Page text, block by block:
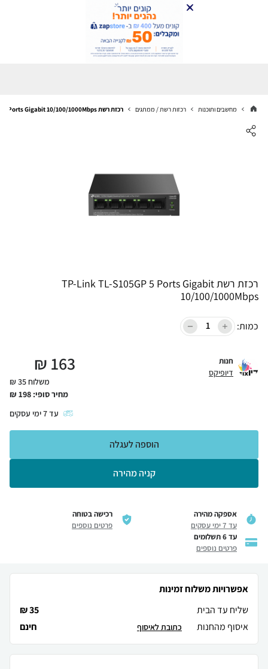
מחשבים ותוכנות רכזות רשת / ממתגים רכזת רשת TP-Link TL-S105GP 5 Ports Gigabit 10/100/1000Mbps
רכזת רשת TP-Link TL-S105GP 5 Ports Gigabit
10/100/1000Mbps
כמות:
חנות
דיופיקס 163
₪
משלוח 35 ₪
מחיר סופי: 198
₪
עד7ימי עסקים
קניה מהירה
הוספה לעגלה
אספקה מהירה
עד 7 ימי עסקים
רכישה בטוחה
פרטים נוספים
עד 6 תשלומים
פרטים נוספים
אפשרויות משלוח זמינות
שליח עד הבית
35 ₪
איסוף מהחנות
חינם כתובת לאיסוף